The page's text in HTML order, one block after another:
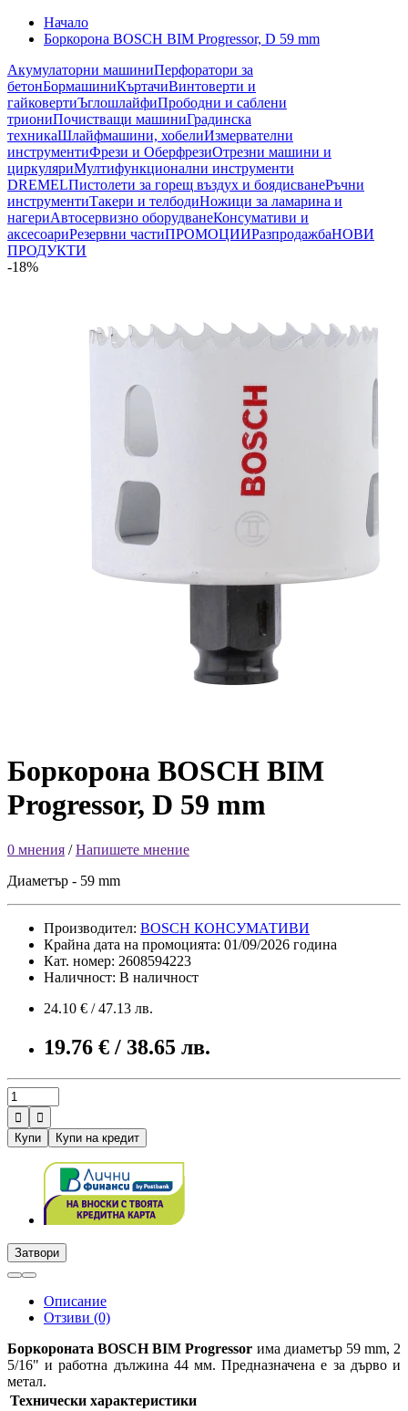
Начало
Боркорона BOSCH BIM Progressor, D 59 mm
Акумулаторни машиниПерфоратори за
бетонБормашиниКъртачиВинтоверти и
гайковертиЪглошлайфиПрободни и саблени
триониПочистващи машиниГрадинска
техникаШлайфмашини, хобелиИзмервателни
инструментиФрези и ОберфрезиОтрезни машини и
циркуляриМултифункционални инструменти
DREMELПистолети за горещ въздух и боядисванеРъчни
инструментиТакери и телбодиНожици за ламарина и
нагериАвтосервизно оборудванеКонсумативи и
аксесоариРезервни частиПРОМОЦИИРазпродажбаНОВИ
ПРОДУКТИ
-18%
Боркорона BOSCH BIM
Progressor, D 59 mm
0 мнения /Напишете мнение
Диаметър - 59 mm
Производител: BOSCH КОНСУМАТИВИ
Крайна дата на промоцията: 01/09/2026 година
Кат. номер: 2608594223
Наличност: В наличност
24.10 € / 47.13 лв.
19.76 € / 38.65 лв.


Купи
Купи на кредит
Затвори
Описание
Отзиви (0)
Боркороната BOSCH BIM Progressor има диаметър 59 mm, 2
5/16" и работна дължина 44 мм. Предназначена е за дърво и
метал.
Технически характеристики